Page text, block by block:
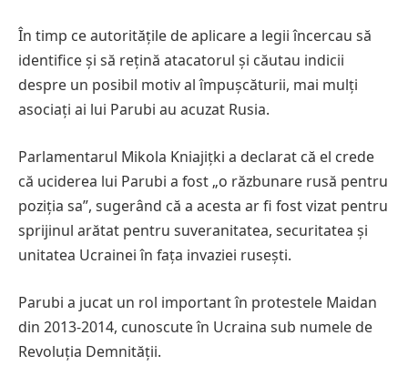
În timp ce autoritățile de aplicare a legii încercau să
identifice și să rețină atacatorul și căutau indicii
despre un posibil motiv al împușcăturii, mai mulți
asociați ai lui Parubi au acuzat Rusia.
Parlamentarul Mikola Kniajițki a declarat că el crede
că uciderea lui Parubi a fost „o răzbunare rusă pentru
poziția sa”, sugerând că a acesta ar fi fost vizat pentru
sprijinul arătat pentru suveranitatea, securitatea și
unitatea Ucrainei în fața invaziei rusești.
Parubi a jucat un rol important în protestele Maidan
din 2013-2014, cunoscute în Ucraina sub numele de
Revoluția Demnității.